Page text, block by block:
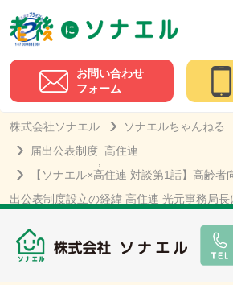
お問い合わせ
フォーム
株式会社ソナエル
ソナエルちゃんねる
届出公表制度
高住連
【ソナエル×高住連 対談第1話】高齢
出公表制度設立の経緯 高住連 光元事務局長